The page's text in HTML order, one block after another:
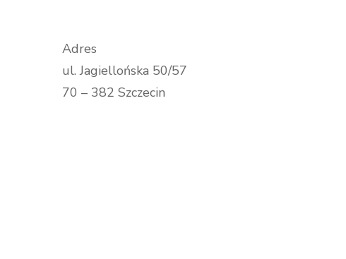
Adres
ul. Jagiellońska 50/57
70 – 382 Szczecin